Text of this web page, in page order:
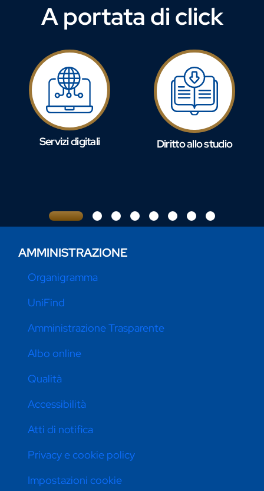
A portata di click
Servizi digitali Diritto allo studio
AMMINISTRAZIONE
Organigramma
UniFind
Amministrazione Trasparente
Albo online
Qualità
Accessibilità
Atti di notifica
Privacy e cookie policy
Impostazioni cookie